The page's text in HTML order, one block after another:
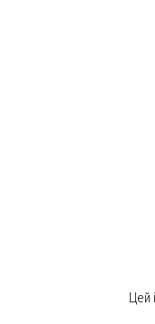
Цей